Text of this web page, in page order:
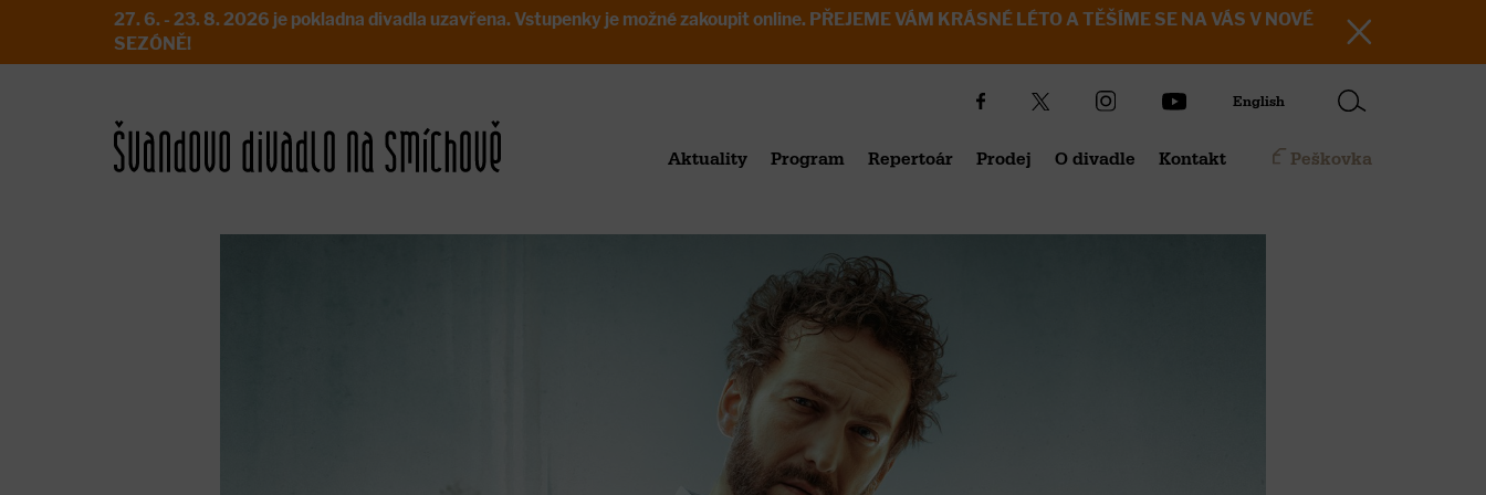
27. 6. - 23. 8. 2026 je pokladna divadla uzavřena. Vstupenky je možné zakoupit online. PŘEJEME VÁM KRÁSNÉ LÉTO A TĚŠÍME SE NA VÁS V NOVÉ
SEZÓNĚ!
English
Aktuality Program Repertoár Prodej O divadle Kontakt Peškovka